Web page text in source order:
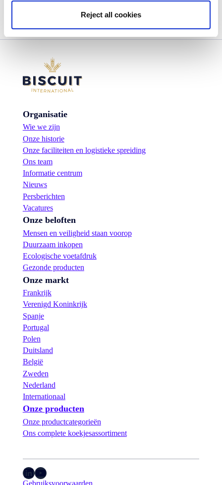
Reject all cookies
View more
Organisatie
Wie we zijn
Onze historie
Onze faciliteiten en logistieke spreiding
Ons team
Informatie centrum
Nieuws
Persberichten
Vacatures
Onze beloften
Mensen en veiligheid staan voorop
Duurzaam inkopen
Ecologische voetafdruk
Gezonde producten
Onze markt
Frankrijk
Verenigd Koninkrijk
Spanje
Portugal
Polen
Duitsland
België
Zweden
Nederland
Internationaal
Onze producten
Onze productcategorieën
Ons complete koekjesassortiment
LinkedIn YouTube
Gebruiksvoorwaarden